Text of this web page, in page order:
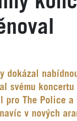
dokázal
svému
The Police a
v nových